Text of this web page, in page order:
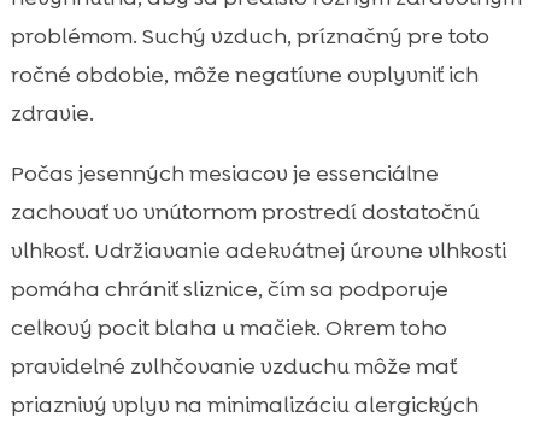
problémom. Suchý vzduch, príznačný pre toto
ročné obdobie, môže negatívne ovplyvniť ich
zdravie.
Počas jesenných mesiacov je essenciálne
zachovať vo vnútornom prostredí dostatočnú
vlhkosť. Udržiavanie adekvátnej úrovne vlhkosti
pomáha chrániť sliznice, čím sa podporuje
celkový pocit blaha u mačiek. Okrem toho
pravidelné zvlhčovanie vzduchu môže mať
priaznivý vplyv na minimalizáciu alergických